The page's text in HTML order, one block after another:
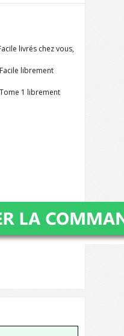
livrés chez vous,
librement
1 librement